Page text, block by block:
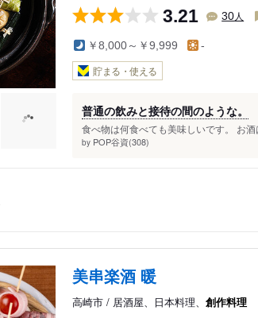
3.21 30人
￥8,000～￥9,999 -
貯まる・使える
普通の飲みと接待の間のような。
食べ物は何食べても美味しいです。 お
by POP谷資(308)
美串楽酒 暖
高崎市 / 居酒屋、日本料理、 創作料理